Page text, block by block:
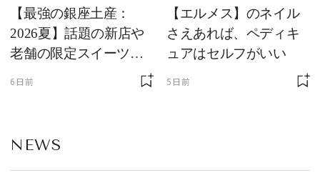
【最強の銀座土産：
2026夏】話題の新店や
老舗の限定スイーツを
ゲット【＃SPURおやつ
6日前
【エルメス】のネイル
さえあれば、ペディキ
ュアはセルフがいい
5日前
NEWS